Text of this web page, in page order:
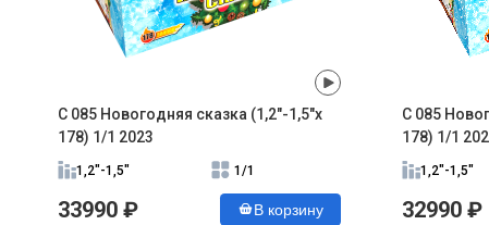
С 085 Новогодняя сказка (1,2"-1,5"х
178) 1/1 2023
1,2"-1,5" 1/1
33990 ₽ В корзину
С 085
178) 1/1
1,2"-1,5"
32990 ₽